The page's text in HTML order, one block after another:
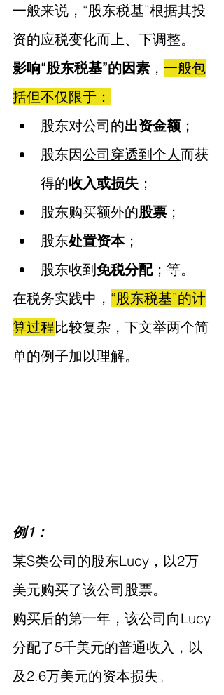
一般来说，“股东税基”根据其投
资的应税变化而上、下调整。
影响“股东税基”的因素 ， 一般包
括但不仅限于：
股东对公司的出资金额 ；
股东因公司穿透到个人而获
得的收入或损失 ；
股东购买额外的股票 ；
股东处置资本；
股东收到免税分配；等。
在税务实践中， “股东税基”的计
算过程比较复杂，下文举两个简
单的例子加以理解。
例1：
某S类公司的股东Lucy，以2万
美元购买了该公司股票。
购买后的第一年，该公司向Lucy
分配了5千美元的普通收入，以
及2.6万美元的资本损失。